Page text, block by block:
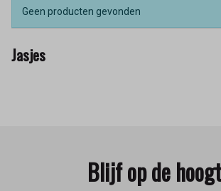
Geen producten gevonden
Jasjes
Blijf op de